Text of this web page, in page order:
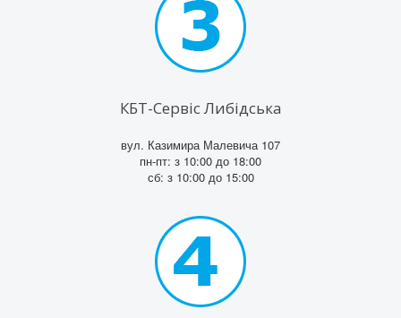
КБТ-Сервіс Либідська
вул. Казимира Малевича 107
пн-пт: з 10:00 до 18:00
сб: з 10:00 до 15:00